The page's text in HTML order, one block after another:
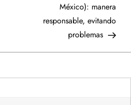
México): manera
responsable, evitando
problemas